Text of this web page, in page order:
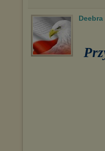
Deebra